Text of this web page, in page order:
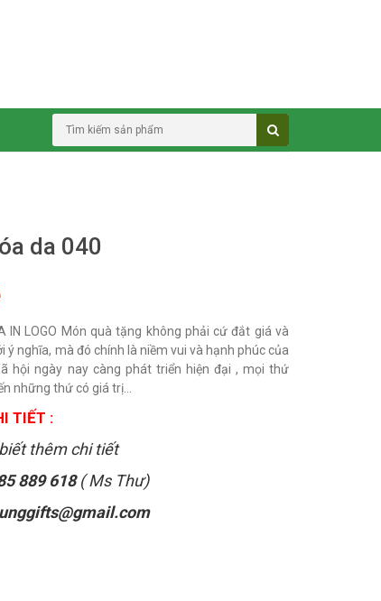
da 040
IN LOGO Món quà tặng không phải cứ đắt giá và
ý nghĩa, mà đó chính là niềm vui và hạnh phúc của
hội ngày nay càng phát triển hiện đại , mọi thứ
những thứ có giá trị...
TIẾT :
thêm chi tiết
889 618( Ms Thư)